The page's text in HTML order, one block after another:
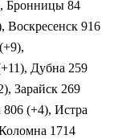
Бронницы 84
Воскресенск 916
Дубна 259
Зарайск 269
806 (+4), Истра
1714